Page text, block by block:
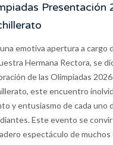
Presentación
emotiva apertura a cargo
Hermana Rectora, se
de las Olimpiadas
este encuentro
y entusiasmo de cada uno
Este evento se
espectáculo de muchos